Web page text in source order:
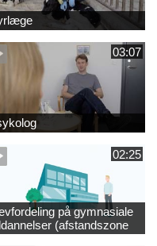
03:07
02:25
på gymnasiale
(afstandszone